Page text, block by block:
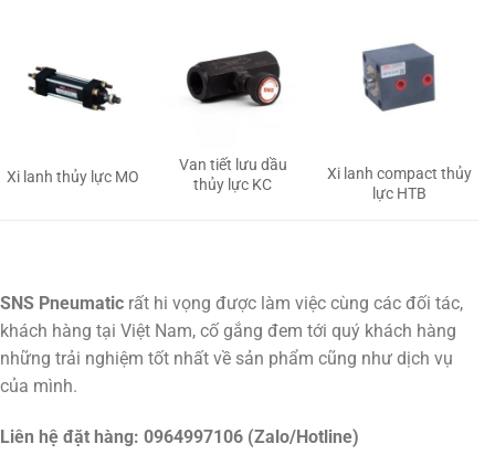
Xi lanh thủy lực MO
Van tiết lưu dầu
thủy lực KC
Xi lanh compact thủy
lực HTB
SNS Pneumatic rất hi vọng được làm việc cùng các đối tác,
khách hàng tại Việt Nam, cố gắng đem tới quý khách hàng
những trải nghiệm tốt nhất về sản phẩm cũng như dịch vụ
của mình.
Liên hệ đặt hàng: 0964997106 (Zalo/Hotline)